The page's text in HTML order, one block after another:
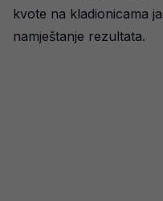
kvote na kladionicama
namještanje rezultata.